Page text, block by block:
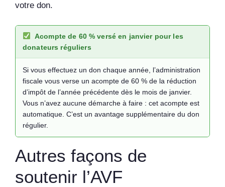
votre don.
Acompte de 60 % versé en janvier pour les
donateurs réguliers
Si vous effectuez un don chaque année, l’administration
fiscale vous verse un acompte de 60 % de la réduction
d’impôt de l’année précédente dès le mois de janvier.
Vous n’avez aucune démarche à faire : cet acompte est
automatique. C’est un avantage supplémentaire du don
régulier.
Autres façons de
soutenir l’AVF